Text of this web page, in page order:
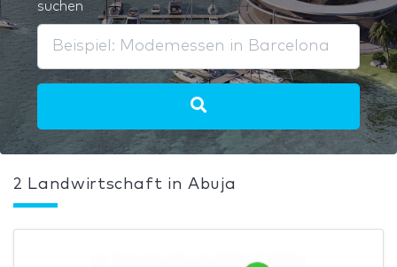
suchen
2 Landwirtschaft in Abuja